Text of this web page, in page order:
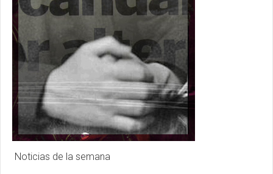
Noticias de la semana